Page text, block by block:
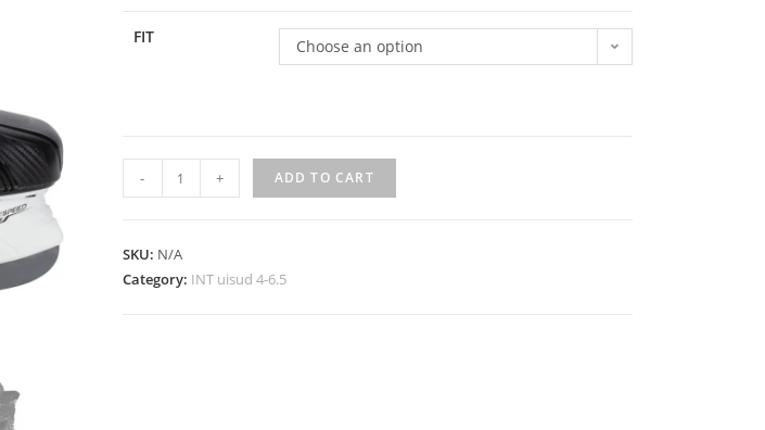
FIT Choose an option
- + ADD TO CART
SKU: N/A
Category: INT uisud 4-6.5